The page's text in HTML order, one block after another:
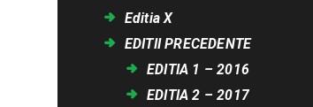
Editia X
EDITII PRECEDENTE
EDITIA 1 – 2016
EDITIA 2 – 2017